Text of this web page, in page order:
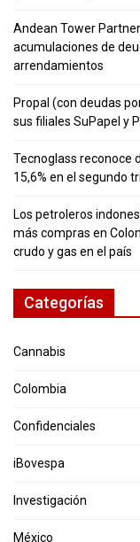
Andean Tower
acumulaciones de
arrendamientos
Propal (con deudas
sus filiales SuPapel y
Tecnoglass reconoce
15,6% en el segundo
Los petroleros
más compras en
crudo y gas en el país
Categorías
Cannabis
Colombia
Confidenciales
iBovespa
Investigación
México